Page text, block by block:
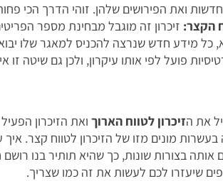
ואת הפירושים שלהן. זוהי הדרך הכי
הקצר: זיכרון זה מוגבל מבחינת מספר
כל מידע חדש שנרצה להכניס למאגר שלו
פועל לפי אותו עיקרון, ולכן גם שיטה זו
את הזיכרון לטווח הארוך ואת הזיכרון
בעשרות מונים מזו של הזיכרון לטווח קצר.
בצורות שונות, כך שהיא תותיר בנו רושם
שיעזרו לכם לעשות את זה כמו שצריך.